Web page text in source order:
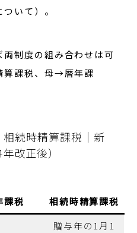
ついて）。
制度の組み合わせは可
算課税、母→暦年課
続時精算課税｜新
改正後）
課税 相続時精算課税
贈与年の1月1